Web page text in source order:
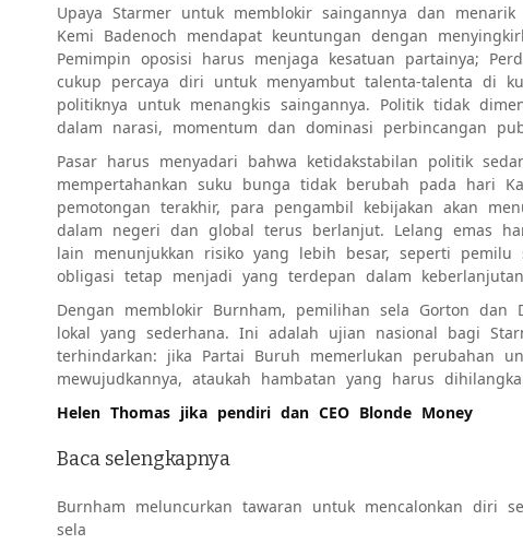
Upaya Starmer untuk memblokir saingannya dan
Kemi Badenoch mendapat keuntungan dengan
Pemimpin oposisi harus menjaga kesatuan partainya;
cukup percaya diri untuk menyambut talenta-talenta di
politiknya untuk menangkis saingannya. Politik tidak
dalam narasi, momentum dan dominasi perbincangan
Pasar harus menyadari bahwa ketidakstabilan politik
mempertahankan suku bunga tidak berubah pada hari
pemotongan terakhir, para pengambil kebijakan akan
dalam negeri dan global terus berlanjut. Lelang emas
lain menunjukkan risiko yang lebih besar, seperti
obligasi tetap menjadi yang terdepan dalam
Dengan memblokir Burnham, pemilihan sela Gorton
lokal yang sederhana. Ini adalah ujian nasional bagi
terhindarkan: jika Partai Buruh memerlukan perubahan
mewujudkannya, ataukah hambatan yang harus
Helen Thomas jika pendiri dan CEO Blonde Money
Baca selengkapnya
Burnham meluncurkan tawaran untuk mencalonkan diri
sela